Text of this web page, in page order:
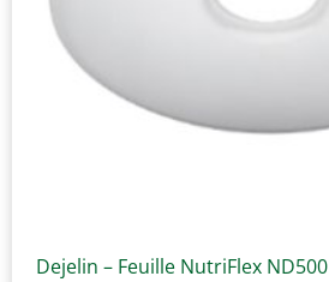
Dejelin – Feuille NutriFlex ND500